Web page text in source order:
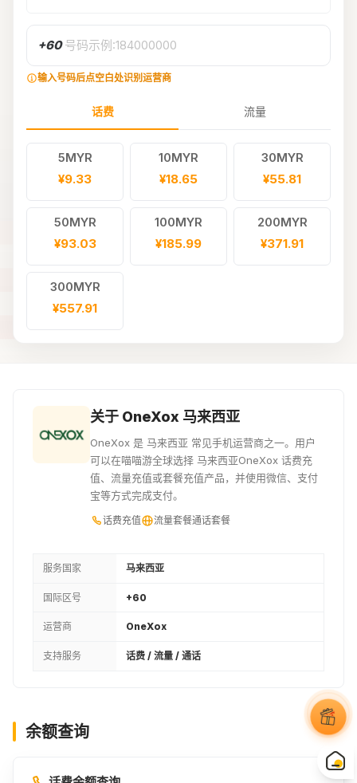
+60 号码示例:184000000
输入号码后点空白处识别运营商
话费 流量
5MYR
¥9.33
10MYR
¥18.65
30MYR
¥55.81
50MYR
¥93.03
100MYR
¥185.99
200MYR
¥371.91
300MYR
¥557.91
关于 OneXox 马来西亚
OneXox 是 马来西亚 常见手机运营商之一。用户
可以在喵喵游全球选择 马来西亚OneXox 话费充
值、流量充值或套餐充值产品，并使用微信、支付
宝等方式完成支付。
话费充值 流量套餐通话套餐
服务国家 马来西亚
国际区号 +60
运营商 OneXox
支持服务 话费 / 流量 / 通话
余额查询